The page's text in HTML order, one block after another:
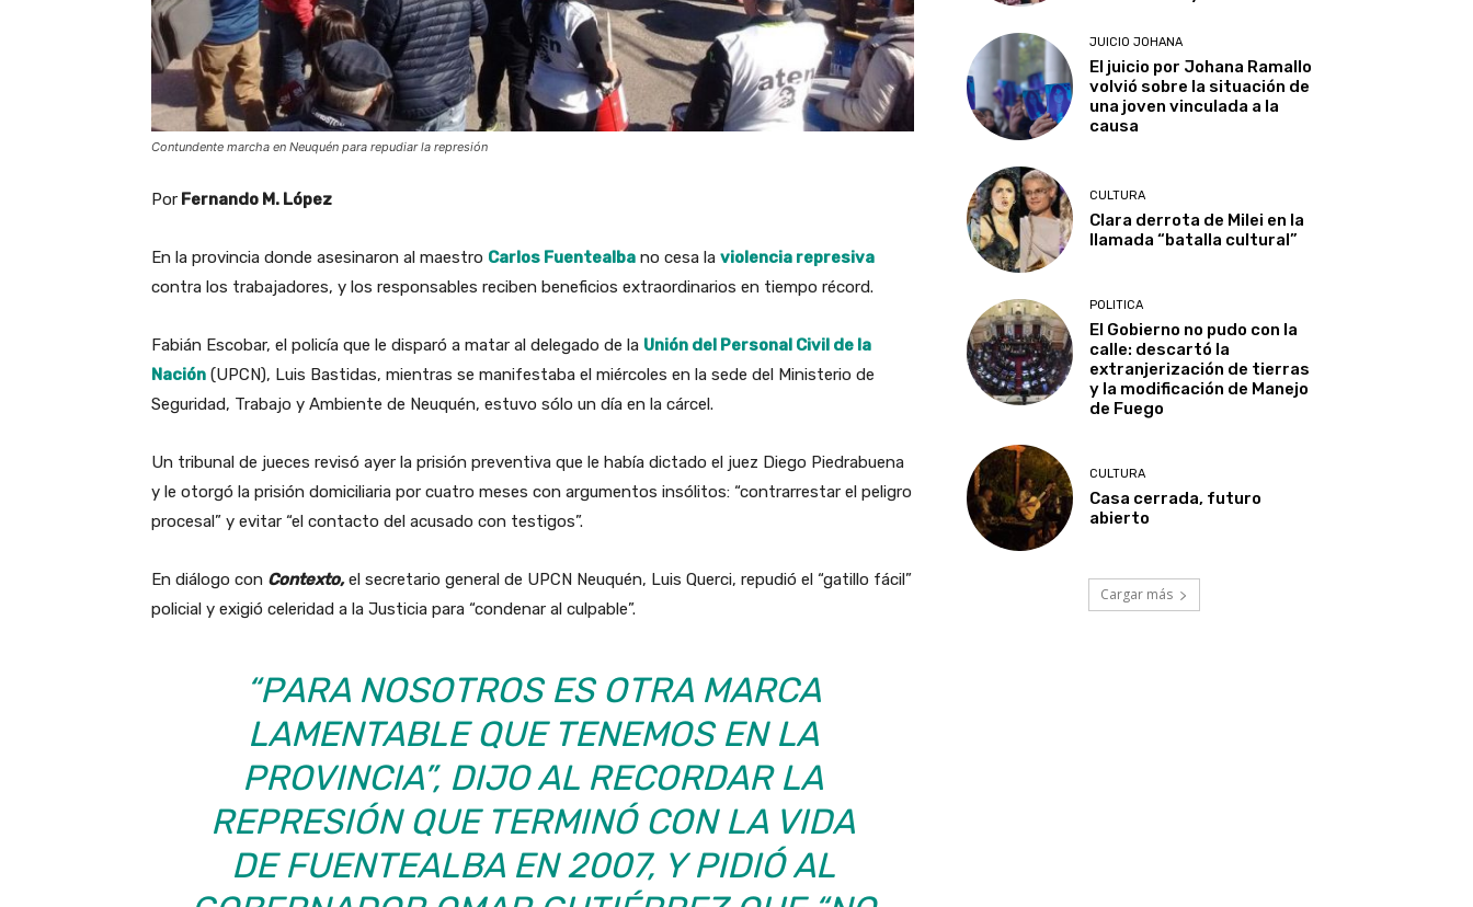
Contundente marcha en Neuquén para repudiar la represión
Por Fernando M. López
En la provincia donde asesinaron al maestro Carlos Fuentealba no cesa la violencia represiva
contra los trabajadores, y los responsables reciben beneficios extraordinarios en tiempo récord.
Fabián Escobar, el policía que le disparó a matar al delegado de la Unión del Personal Civil de la
Nación (UPCN), Luis Bastidas, mientras se manifestaba el miércoles en la sede del Ministerio de
Seguridad, Trabajo y Ambiente de Neuquén, estuvo sólo un día en la cárcel.
Un tribunal de jueces revisó ayer la prisión preventiva que le había dictado el juez Diego Piedrabuena
y le otorgó la prisión domiciliaria por cuatro meses con argumentos insólitos: “contrarrestar el peligro
procesal” y evitar “el contacto del acusado con testigos”.
En diálogo con Contexto,el secretario general de UPCN Neuquén, Luis Querci, repudió el “gatillo fácil”
policial y exigió celeridad a la Justicia para “condenar al culpable”.
“PARA NOSOTROS ES OTRA MARCA
LAMENTABLE QUE TENEMOS EN LA
PROVINCIA”, DIJO AL RECORDAR LA
REPRESIÓN QUE TERMINÓ CON LA VIDA
DE FUENTEALBA EN 2007, Y PIDIÓ AL
JUICIO JOHANA
El juicio por Johana Ramallo
volvió sobre la situación de
una joven vinculada a la
causa
CULTURA
Clara derrota de Milei en la
llamada “batalla cultural”
POLITICA
El Gobierno no pudo con la
calle: descartó la
extranjerización de tierras
y la modificación de Manejo
de Fuego
CULTURA
Casa cerrada, futuro
abierto
Cargar más